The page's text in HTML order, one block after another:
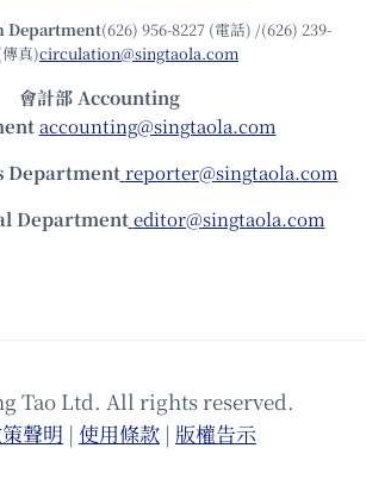
Department(626) 956-8227 (電話) /(626) 239-
真)circulation@singtaola.com
會計部 Accounting
accounting@singtaola.com
Department reporter@singtaola.com
Department editor@singtaola.com
Tao Ltd. All rights reserved.
聲明 | 使⽤條款 | 版權告⽰